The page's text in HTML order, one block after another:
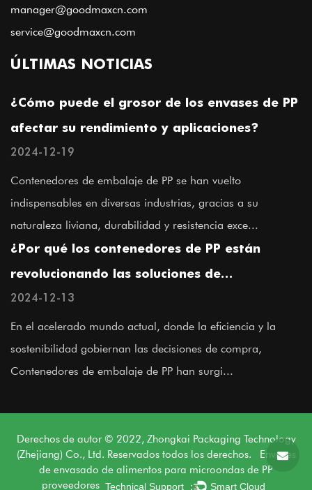
manager@goodmaxcn.com
service@goodmaxcn.com
ÚLTIMAS NOTICIAS
¿Cómo puede el grosor de los envases de PP
afectar su rendimiento y aplicaciones?
2024-12-19
Contenedores de embalaje de PP se han vuelto
indispensables en diversas industrias, gracias a su
naturaleza liviana, durabilidad y resistencia exce...
¿Por qué los contenedores de PP están
revolucionando las soluciones de
almacenamiento modernas?
2024-12-13
En el acelerado mundo actual, donde la eficiencia y la
sostenibilidad gobiernan las decisiones de compra,
Contenedores de embalaje de PP han surgi...
Derechos de autor © 2022, Zhongkai Packaging Technology
(Zhejiang) Co., Ltd. Reservados todos los derechos. Envases
de envasado de alimentos para microondas de PP
proveedores Technical Support ： Smart Cloud